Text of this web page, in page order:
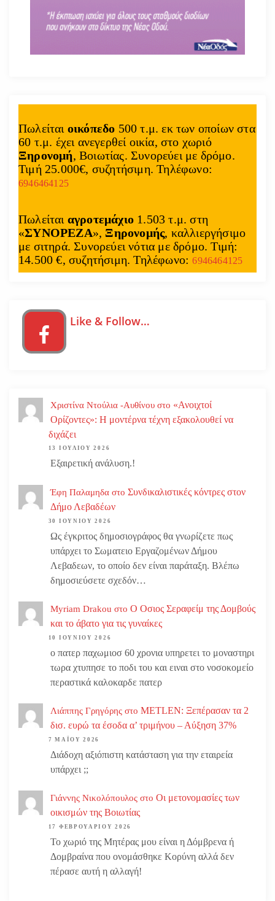
Πωλείται οικόπεδο 500 τ.μ. εκ των οποίων στα
60 τ.μ. έχει ανεγερθεί οικία, στο χωριό
Ξηρονομή, Βοιωτίας. Συνορεύει με δρόμο.
Τιμή 25.000€, συζητήσιμη. Τηλέφωνο:
6946464125
Πωλείται αγροτεμάχιο 1.503 τ.μ. στη
«ΣΥΝΟΡΕΖΑ», Ξηρονομής, καλλιεργήσιμο
με σιτηρά. Συνορεύει νότια με δρόμο. Τιμή:
14.500 €, συζητήσιμη. Τηλέφωνο:6946464125
Like & Follow…
Χριστίνα Ντούλια -Αυθίνου στο «Ανοιχτοί
Ορίζοντες»: Η μοντέρνα τέχνη εξακολουθεί να
διχάζει
13 ΙΟΥΛΊΟΥ 2026
Εξαιρετική ανάλυση.!
Έφη Παλαμηδα στο Συνδικαλιστικές κόντρες στον
Δήμο Λεβαδέων
30 ΙΟΥΝΊΟΥ 2026
Ως έγκριτος δημοσιογράφος θα γνωρίζετε πως
υπάρχει το Σωματειο Εργαζομένων Δήμου
Λεβαδεων, το οποίο δεν είναι παράταξη. Βλέπω
δημοσιεύσετε σχεδόν…
Myriam Drakou στο Ο Οσιος Σεραφείμ της Δομβούς
και το άβατο για τις γυναίκες
10 ΙΟΥΝΊΟΥ 2026
ο πατερ παχωμιοσ 60 χρονια υπηρετει το μοναστηρι
τωρα χτυπησε το ποδι του και ειναι στο νοσοκομείο
περαστικά καλοκαρδε πατερ
Λιάππης Γρηγόρης στο METLEN: Ξεπέρασαν τα 2
δισ. ευρώ τα έσοδα α’ τριμήνου – Αύξηση 37%
7 ΜΑΪ́ΟΥ 2026
Διάδοχη αξιόπιστη κατάσταση για την εταιρεία
υπάρχει ;;
Γιάννης Νικολόπουλος στο Οι μετονομασίες των
οικισμών της Βοιωτίας
17 ΦΕΒΡΟΥΑΡΊΟΥ 2026
Το χωριό της Μητέρας μου είναι η Δόμβρενα ή
Δομβραίνα που ονομάσθηκε Κορύνη αλλά δεν
πέρασε αυτή η αλλαγή!